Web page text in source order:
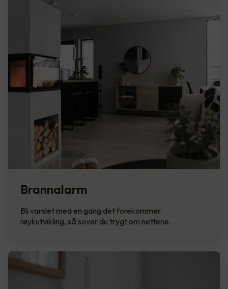
Brannalarm
Bli varslet med en gang det forekommer
røykutvikling, så sover du trygt om nettene.